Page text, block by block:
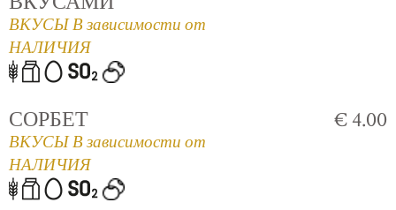
ВКУСЫ В зависимости от
НАЛИЧИЯ
СОРБЕТ
ВКУСЫ В зависимости от
НАЛИЧИЯ
€ 4.00